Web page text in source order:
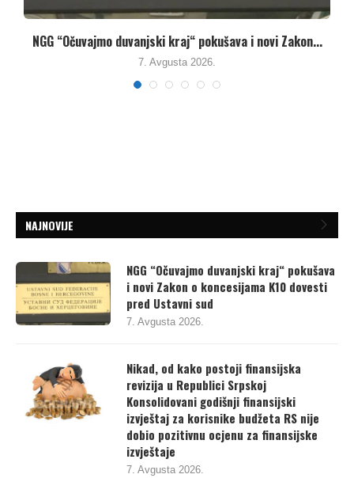
Umanjenjem vodnih naknada vlasti u Republici Srpskoj
pune...
7. Avgusta 2026.
NAJNOVIJE
NGG “Očuvajmo duvanjski kraj“ pokušava
i novi Zakon o koncesijama K10 dovesti
pred Ustavni sud
Nikad, od kako postoji finansijska
revizija u Republici Srpskoj
Konsolidovani godišnji finansijski
izvještaj za korisnike budžeta RS nije
dobio pozitivnu ocjenu za finansijske
izvještaje